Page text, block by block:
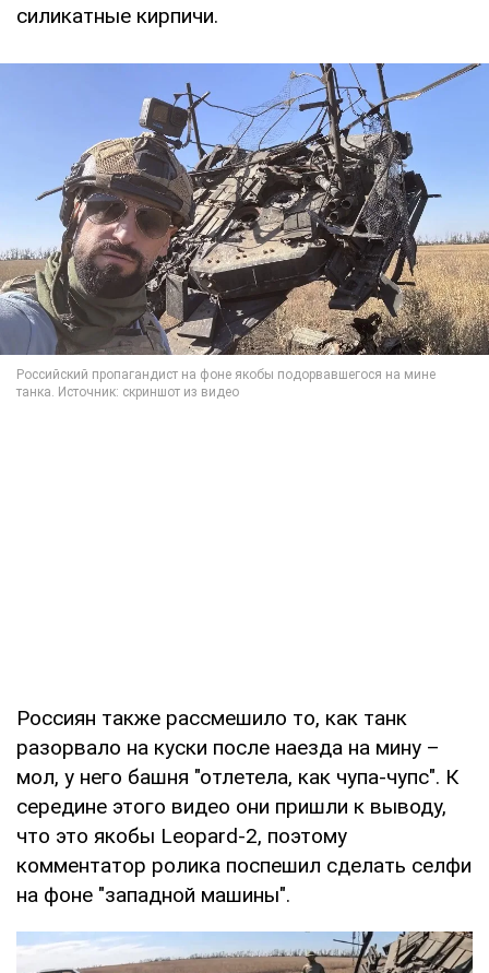
силикатные кирпичи.
Россиян также рассмешило то, как танк
разорвало на куски после наезда на мину –
мол, у него башня "отлетела, как чупа-чупс". К
середине этого видео они пришли к выводу,
что это якобы Leopard-2, поэтому
комментатор ролика поспешил сделать селфи
на фоне "западной машины".